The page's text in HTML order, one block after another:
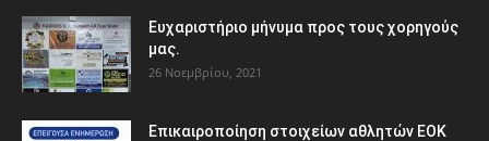
Ευχαριστήριο μήνυμα προς τους χορηγούς
μας.
26 Νοεμβρίου, 2021
Eπικαιροποίηση στοιχείων αθλητών ΕΟΚ